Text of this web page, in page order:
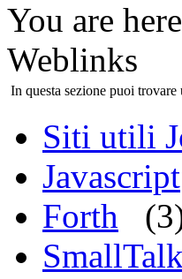
You are here
Weblinks
In questa sezione puoi
Siti utili
Javascript
Forth
SmallTalk